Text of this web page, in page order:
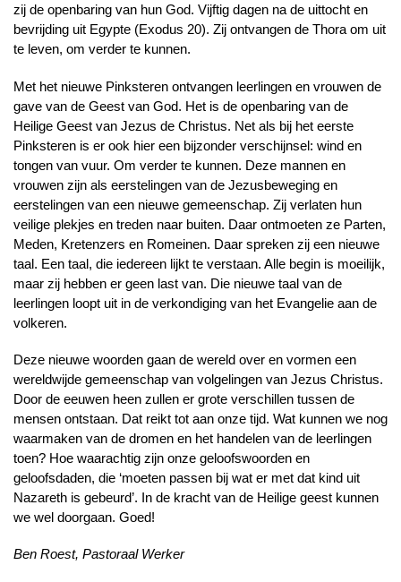
zij de openbaring van hun God. Vijftig dagen na de uittocht en
bevrijding uit Egypte (Exodus 20). Zij ontvangen de Thora om uit
te leven, om verder te kunnen.
Met het nieuwe Pinksteren ontvangen leerlingen en vrouwen de
gave van de Geest van God. Het is de openbaring van de
Heilige Geest van Jezus de Christus. Net als bij het eerste
Pinksteren is er ook hier een bijzonder verschijnsel: wind en
tongen van vuur. Om verder te kunnen. Deze mannen en
vrouwen zijn als eerstelingen van de Jezusbeweging en
eerstelingen van een nieuwe gemeenschap. Zij verlaten hun
veilige plekjes en treden naar buiten. Daar ontmoeten ze Parten,
Meden, Kretenzers en Romeinen. Daar spreken zij een nieuwe
taal. Een taal, die iedereen lijkt te verstaan. Alle begin is moeilijk,
maar zij hebben er geen last van. Die nieuwe taal van de
leerlingen loopt uit in de verkondiging van het Evangelie aan de
volkeren.
Deze nieuwe woorden gaan de wereld over en vormen een
wereldwijde gemeenschap van volgelingen van Jezus Christus.
Door de eeuwen heen zullen er grote verschillen tussen de
mensen ontstaan. Dat reikt tot aan onze tijd. Wat kunnen we nog
waarmaken van de dromen en het handelen van de leerlingen
toen? Hoe waarachtig zijn onze geloofswoorden en
geloofsdaden, die ‘moeten passen bij wat er met dat kind uit
Nazareth is gebeurd’. In de kracht van de Heilige geest kunnen
we wel doorgaan. Goed!
Ben Roest, Pastoraal Werker